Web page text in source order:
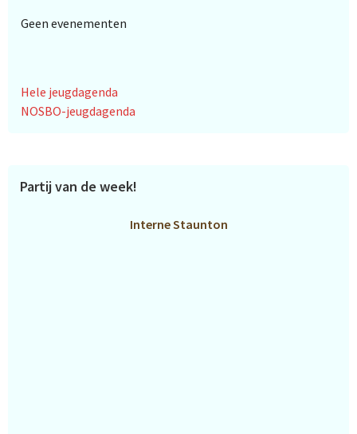
Geen evenementen
Hele jeugdagenda
NOSBO-jeugdagenda
Partij van de week!
Interne Staunton